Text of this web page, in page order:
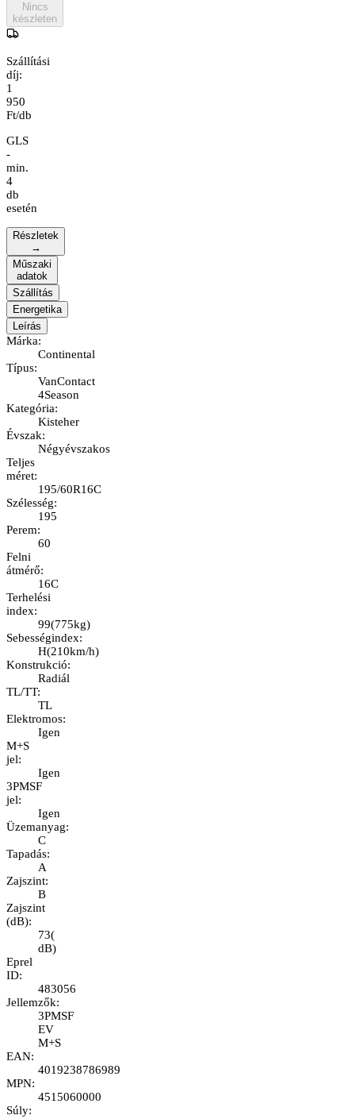
Nincs
készleten
Szállítási
díj:
1
950
Ft/db
GLS
-
min.
4
db
esetén
Részletek
→
Műszaki
adatok
Szállítás
Energetika
Leírás
Márka:
Continental
Típus:
VanContact
4Season
Kategória:
Kisteher
Évszak:
Négyévszakos
Teljes
méret:
195/60R16C
Szélesség:
195
Perem:
60
Felni
átmérő:
16C
Terhelési
index:
99(775kg)
Sebességindex:
H(210km/h)
Konstrukció:
Radiál
TL/TT:
TL
Elektromos:
Igen
M+S
jel:
Igen
3PMSF
jel:
Igen
Üzemanyag:
C
Tapadás:
A
Zajszint:
B
Zajszint
(dB):
73(
dB)
Eprel
ID:
483056
Jellemzők:
3PMSF
EV
M+S
EAN:
4019238786989
MPN:
4515060000
Súly: